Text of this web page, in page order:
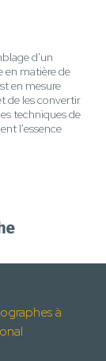
d'un
en matière de
en mesure
de les convertir
techniques de
l'essence
à